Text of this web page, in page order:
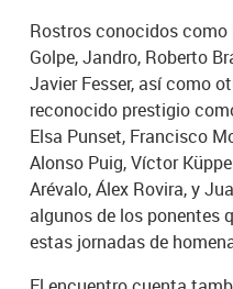
Rostros conocidos
Golpe, Jandro, Roberto
Javier Fesser, así como
reconocido prestigio
Elsa Punset, Francisco
Alonso Puig, Víctor
Arévalo, Álex Rovira, y
algunos de los ponentes
estas jornadas de